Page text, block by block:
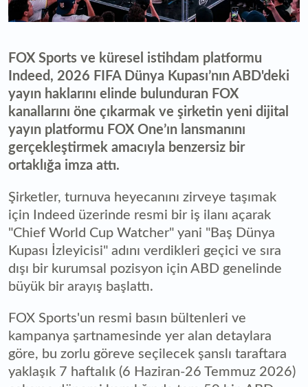
FOX Sports ve küresel istihdam platformu
Indeed, 2026 FIFA Dünya Kupası’nın ABD'deki
yayın haklarını elinde bulunduran FOX
kanallarını öne çıkarmak ve şirketin yeni dijital
yayın platformu FOX One’ın lansmanını
gerçekleştirmek amacıyla benzersiz bir
ortaklığa imza attı.
Şirketler, turnuva heyecanını zirveye taşımak
için Indeed üzerinde resmi bir iş ilanı açarak
"Chief World Cup Watcher" yani "Baş Dünya
Kupası İzleyicisi" adını verdikleri geçici ve sıra
dışı bir kurumsal pozisyon için ABD genelinde
büyük bir arayış başlattı.
FOX Sports'un resmi basın bültenleri ve
kampanya şartnamesinde yer alan detaylara
göre, bu zorlu göreve seçilecek şanslı taraftara
yaklaşık 7 haftalık (6 Haziran-26 Temmuz 2026)